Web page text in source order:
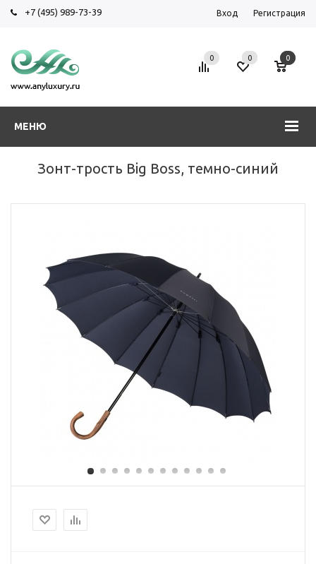
+7 (495) 989-73-39 Вход Регистрация
МЕНЮ
0 0 0
Зонт-трость Big Boss, темно-синий